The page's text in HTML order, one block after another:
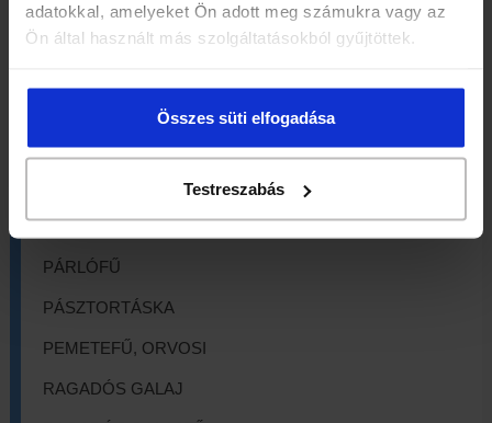
adatokkal, amelyeket Ön adott meg számukra vagy az
Ön által használt más szolgáltatásokból gyűjtöttek.
Összes süti elfogadása
Testreszabás
MUSTÁRMAG
ÖKÖRFARKKÓRÓ
ORBÁNCFŰ
PAPSAJT LEVÉL
PÁRLÓFŰ
PÁSZTORTÁSKA
PEMETEFŰ, ORVOSI
RAGADÓS GALAJ